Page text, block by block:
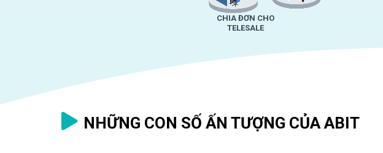
CHIA ĐƠN CHO
TELESALE
NHỮNG CON SỐ ẤN TƯỢNG CỦA ABIT